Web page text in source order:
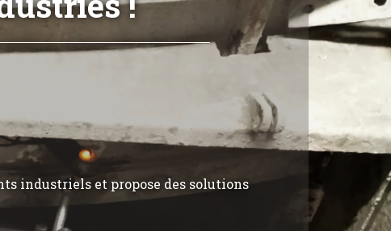
industriels et propose des solutions